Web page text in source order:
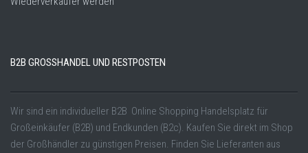
B2B GROSSHANDEL UND RESTPOSTEN
Wir sind ein individueller B2B Online Shopping Handelsplatz für
Großeinkäufer (B2B) und Endkunden (B2c). Kaufen Sie direkt im Shop
der Großhändler zu günstigen Preisen. Finden Sie Lieferanten aus